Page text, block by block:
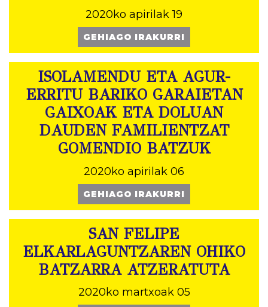
2020ko apirilak 19
GEHIAGO IRAKURRI
ISOLAMENDU ETA AGUR-
ERRITU BARIKO GARAIETAN
GAIXOAK ETA DOLUAN
DAUDEN FAMILIENTZAT
GOMENDIO BATZUK
2020ko apirilak 06
GEHIAGO IRAKURRI
SAN FELIPE
ELKARLAGUNTZAREN OHIKO
BATZARRA ATZERATUTA
2020ko martxoak 05